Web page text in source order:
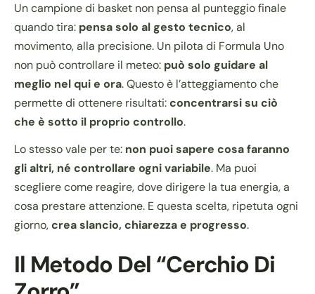
Un campione di basket non pensa al punteggio finale
quando tira: pensa solo al gesto tecnico, al
movimento, alla precisione. Un pilota di Formula Uno
non può controllare il meteo: può solo guidare al
meglio nel qui e ora. Questo è l’atteggiamento che
permette di ottenere risultati:concentrarsi su ciò
che è sotto il proprio controllo.
Lo stesso vale per te: non puoi sapere cosa faranno
gli altri, né controllare ogni variabile. Ma puoi
scegliere come reagire, dove dirigere la tua energia, a
cosa prestare attenzione. E questa scelta, ripetuta ogni
giorno,crea slancio, chiarezza e progresso.
Il Metodo Del “cerchio Di